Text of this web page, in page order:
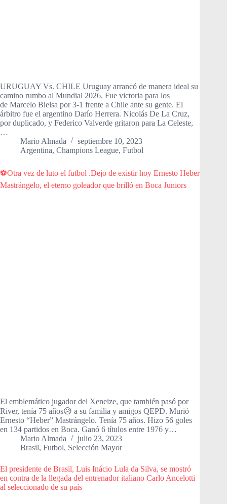
URUGUAY Vs. CHILE Uruguay arrancó de manera ideal su
camino rumbo al Mundial 2026. Fue victoria para los
de Marcelo Bielsa por 3-1 frente a Chile ante su gente. El
árbitro fue el argentino Darío Herrera. Nicolás De La Cruz,
por duplicado, y Federico Valverde gritaron para La Celeste,
…
Mario Almada
septiembre 10, 2023
Argentina, Champions League, Futbol
⚽️Otra vez de luto el futbol .Dejo de existir hoy Ernesto Heber
Mastrángelo, el eterno goleador que brilló en Boca Juniors
El emblemático jugador del Xeneize, que también pasó por
River, tenía 75 años😥 a su familia y amigos QEPD. Murió
Ernesto “Heber” Mastrángelo. Tenía 75 años. Hizo 56 goles
en 134 partidos en Boca. Ganó 6 títulos entre 1976 y…
Mario Almada
julio 23, 2023
Brasil, Futbol, Selección Mayor
El presidente de Brasil, Luis Inácio Lula da Silva, se mostró
en contra de la llegada del entrenador italiano Carlo Ancelotti
al seleccionado de su país